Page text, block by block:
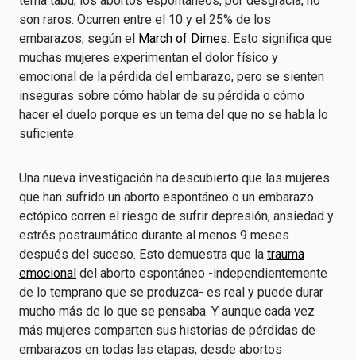
son raros. Ocurren entre el 10 y el 25% de los
embarazos, según el March of Dimes. Esto significa que
muchas mujeres experimentan el dolor físico y
emocional de la pérdida del embarazo, pero se sienten
inseguras sobre cómo hablar de su pérdida o cómo
hacer el duelo porque es un tema del que no se habla lo
suficiente.
Una nueva investigación ha descubierto que las mujeres
que han sufrido un aborto espontáneo o un embarazo
ectópico corren el riesgo de sufrir depresión, ansiedad y
estrés postraumático durante al menos 9 meses
después del suceso. Esto demuestra que la trauma
emocional del aborto espontáneo -independientemente
de lo temprano que se produzca- es real y puede durar
mucho más de lo que se pensaba. Y aunque cada vez
más mujeres comparten sus historias de pérdidas de
embarazos en todas las etapas, desde abortos